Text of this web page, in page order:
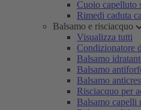
Cuoio capelluto
Rimedi caduta
Balsamo e risciacquo
Visualizza tutti
Condizionatore
Balsamo
Balsamo
Balsamo
Risciacquo per
Balsamo capelli